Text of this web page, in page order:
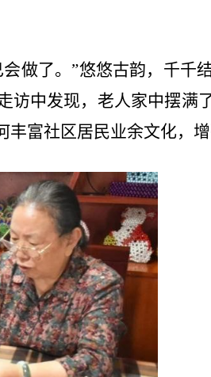
做了。”悠悠古韵，千千结
访中发现，老人家中摆满
富社区居民业余文化，增